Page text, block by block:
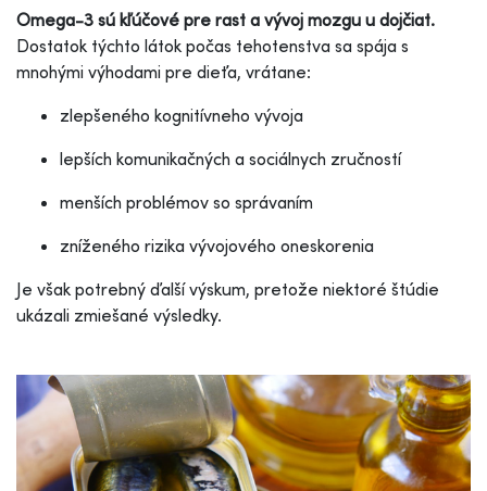
Omega-3 sú kľúčové pre rast a vývoj mozgu u dojčiat.
Dostatok týchto látok počas tehotenstva sa spája s
mnohými výhodami pre dieťa, vrátane:
zlepšeného kognitívneho vývoja
lepších komunikačných a sociálnych zručností
menších problémov so správaním
zníženého rizika vývojového oneskorenia
Je však potrebný ďalší výskum, pretože niektoré štúdie
ukázali zmiešané výsledky.